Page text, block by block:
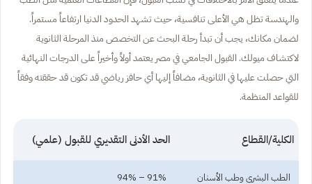
والهندسة تظل هي الأعلى تنافسية، حيث تشهد الحدود الدنيا ارتفاعاً مستمراً.
لضمان مكانك، يجب أن تبدأ رحلة البحث عن التخصص منذ المرحلة الثانوية
لاكتشاف ميولك. القبول الجامعي في مصر يعتمد أولاً وأخيراً على الدرجات النهائية
التي حصلت عليها في الثانوية، مضافاً إليها أي حافز رياضي قد تكون قد حققته وفقاً
للقواعد المنظمة.
الكلية/القطاع الحد الأدنى التقديري للقبول (علمي)
الطب البشري وطب الأسنان 91% – 94%